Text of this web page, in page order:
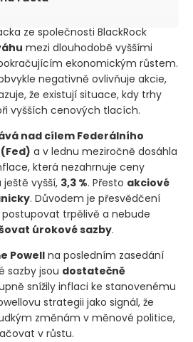
ze společnosti BlackRock
mezi dlouhodobě vyššími
ekonomickým růstem.
negativně ovlivňuje akcie,
že existují situace, kdy trhy
vyšších cenových tlacích.
nad cílem Federálního
(Fed) a v lednu meziročně dosáhla
která nezahrnuje ceny
vyšší, 3,3 %. Přesto akciové
. Důvodem je přesvědčení
postupovat trpělivě a nebude
úrokové sazby.
Powellna posledním zasedání
sazby jsou dostatečně
snížily inflaci ke stanovenému
strategii jako signál, že
změnám v měnové politice,
v růstu.